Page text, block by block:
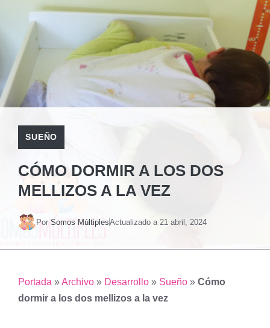
SUEÑO
CÓMO DORMIR A LOS DOS
MELLIZOS A LA VEZ
Por Somos MúltiplesActualizado a 21 abril, 2024
Portada »Archivo » Desarrollo » Sueño » Cómo
dormir a los dos mellizos a la vez